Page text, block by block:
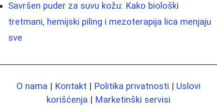
Savršen puder za suvu kožu: Kako biološki
tretmani, hemijski piling i mezoterapija lica menjaju
sve
O nama | Kontakt | Politika privatnosti | Uslovi
korišćenja | Marketinški servisi